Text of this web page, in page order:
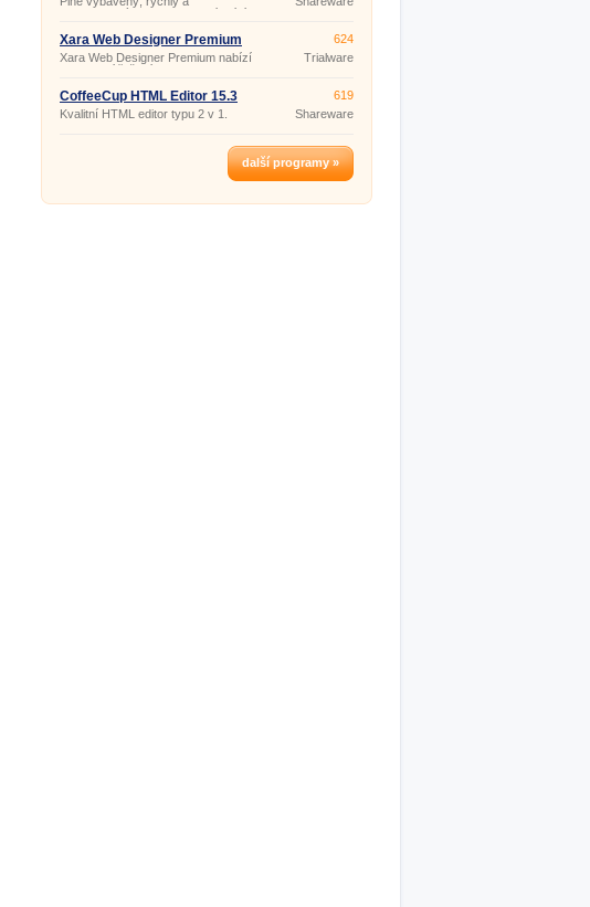
sofistikovaný PHP editor nabízející
běžných nástrojů pro editaci PHP.
Xara Web Designer Premium
365 12.4.0
Xara Web Designer Premium nabízí
komplexní řešení pro snadnou
webových stránek s pomocí šablon.
624
Trialware
CoffeeCup HTML Editor 15.3
Kvalitní HTML editor typu 2 v 1.
619
Shareware
další programy »